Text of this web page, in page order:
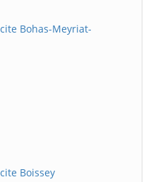
Bohas-Meyriat-
Boissey